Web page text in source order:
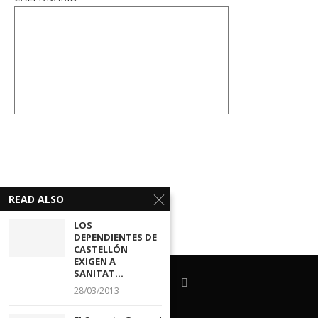
READ ALSO
LOS
DEPENDIENTES DE
CASTELLÓN
EXIGEN A
SANITAT...
28/03/2013